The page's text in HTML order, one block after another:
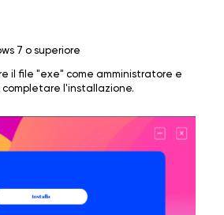
7 o superiore
il file "exe" come amministratore e
l'installazione.